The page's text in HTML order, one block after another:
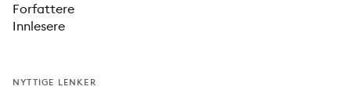
Forfattere
Innlesere
NYTTIGE LENKER